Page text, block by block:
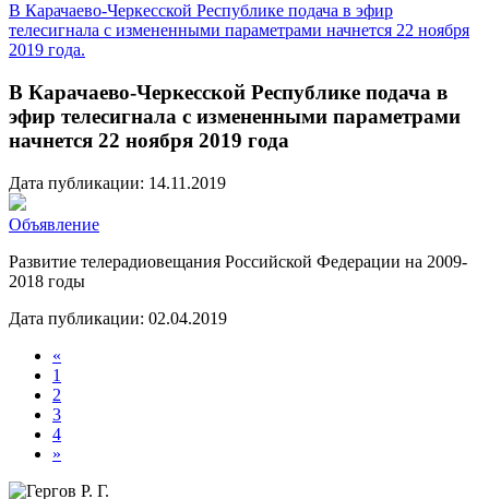
В Карачаево-Черкесской Республике подача в эфир
телесигнала с измененными параметрами начнется 22 ноября
2019 года.
В Карачаево-Черкесской Республике подача в
эфир телесигнала с измененными параметрами
начнется 22 ноября 2019 года
Дата публикации: 14.11.2019
Объявление
Развитие телерадиовещания Российской Федерации на 2009-
2018 годы
Дата публикации: 02.04.2019
«
1
2
3
4
»